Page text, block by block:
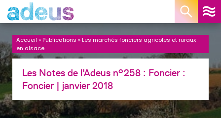
Accueil »Publications »Les marchés fonciers agricoles et ruraux
en alsace
Les Notes de l'Adeus n°258 : Foncier :
Foncier | janvier 2018
Panneau de gestion des cookies